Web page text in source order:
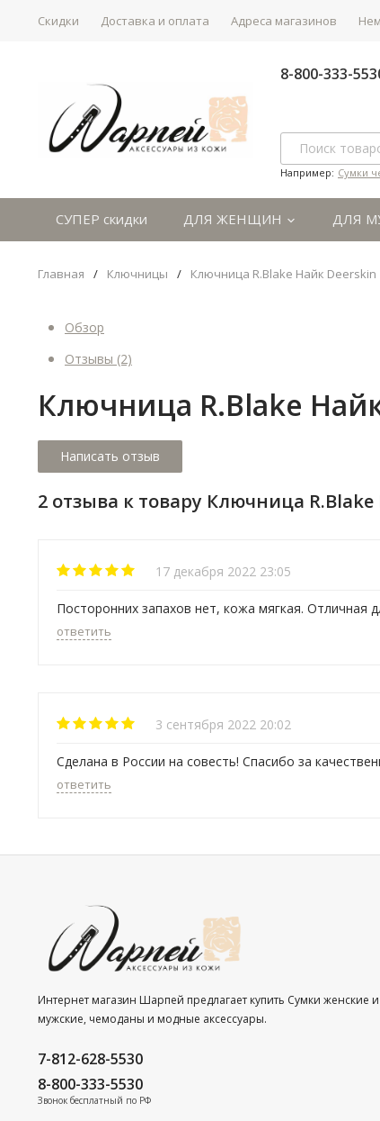
Скидки Доставка и оплата Адреса магазинов
8-800-333-
Например: Сумки
СУПЕР скидки ДЛЯ ЖЕНЩИН ДЛЯ
Главная / Ключницы / Ключница R.Blake Найк Deerskin
Обзор
Отзывы (2)
Ключница R.Blake
2 отзыва к товару Ключница
17 декабря 2022 23:05
Посторонних запахов нет, кожа мягкая. Отличная
ответить
3 сентября 2022 20:02
Сделана в России на совесть! Спасибо за
ответить
Интернет магазин Шарпей предлагает купить Сумки женские и
мужские, чемоданы и модные аксессуары.
7-812-628-5530
8-800-333-5530
Звонок бесплатный по РФ